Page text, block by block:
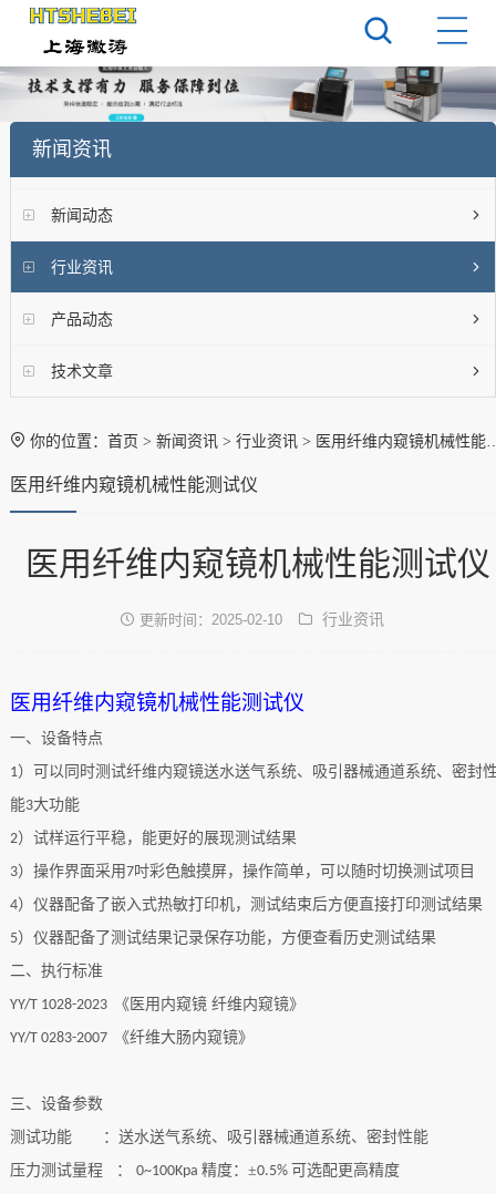
新闻资讯
新闻动态
行业资讯
产品动态
技术文章
你的位置： 首页 > 新闻资讯 > 行业资讯 > 医用纤维内窥镜机械性能测试仪
医用纤维内窥镜机械性能测试仪
医用纤维内窥镜机械性能测试仪
更新时间：2025-02-10 行业资讯
医用纤维内窥镜机械性能测试仪
一、设备特点
1）可以同时测试纤维内窥镜送水送气系统、吸引器械通道系统、密封
能3大功能
2）试样运行平稳，能更好的展现测试结果
3）操作界面采用7吋彩色触摸屏，操作简单，可以随时切换测试项目
4）仪器配备了嵌入式热敏打印机，测试结束后方便直接打印测试结果
5）仪器配备了测试结果记录保存功能，方便查看历史测试结果
二、执行标准
YY/T 1028-2023 《医用内窥镜 纤维内窥镜》
YY/T 0283-2007 《纤维大肠内窥镜》
三、设备参数
测试功能 ：送水送气系统、吸引器械通道系统、密封性能
压力测试量程 ： 0~100Kpa 精度：±0.5% 可选配更高精度